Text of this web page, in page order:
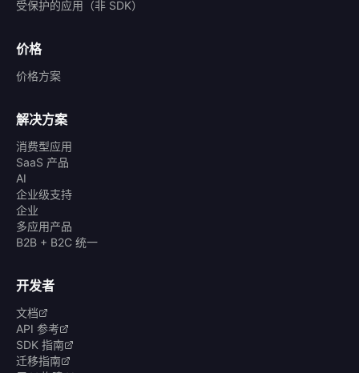
受保护的应用（非 SDK）
价格
价格方案
解决方案
消费型应用
SaaS 产品
AI
企业级支持
企业
多应用产品
B2B + B2C 统一
开发者
文档
API 参考
SDK 指南
迁移指南